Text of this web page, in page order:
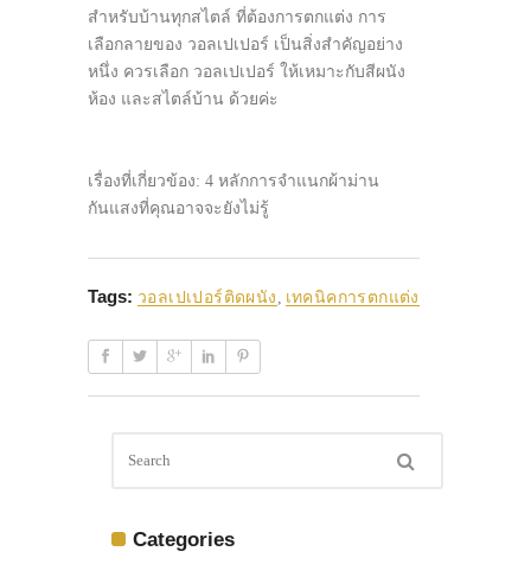
สำหรับบ้านทุกสไตล์ ที่ต้องการตกแต่ง การ
เลือกลายของ วอลเปเปอร์ เป็นสิ่งสำคัญอย่าง
หนึ่ง ควรเลือก วอลเปเปอร์ ให้เหมาะกับสีผนัง
ห้อง และสไตล์บ้าน ด้วยค่ะ
เรื่องที่เกี่ยวข้อง: 4 หลักการจำแนกผ้าม่าน
กันแสงที่คุณอาจจะยังไม่รู้
Tags: วอลเปเปอร์ติดผนัง เทคนิคการตกแต่ง
Categories